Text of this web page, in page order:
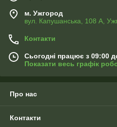
м. Ужгород
вул. Капушанська, 108 А,
Контакти
Сьогодні працює з 09:00
Показати весь графік
Про нас
Контакти